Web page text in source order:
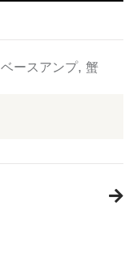
ベースアンプ, 蟹